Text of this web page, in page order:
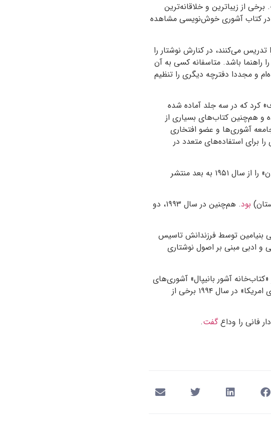
از زیباترین و خلاقانه‌ترین
در کتاب آشوری خوش‌نویسی مشاهده
تدریس می‌کنند، در کنارش نوشتار را
راهنما باشد. متاسفانه کسی به آن
و مجددا دفترچه دیگری را تنظیم
کرد که در سه جلد آماده شده
و هم‌چنین کتاب‌‌های بسیاری از
آشوری‌ها و عضو افتخاری
برای استفاده‌های متعدد در
را از سال ۱۹۵۱ به بعد منتشر
بود. هم‌چنین در سال ۱۹۹۳، دو
بنیامین توسط فرزندانش تاسیس
و ادبی مبنی بر اصول نوشتاری
آشور بانیپال» آشوری‌های
امریکا» در سال ۱۹۹۴ برخی از
فانی را وداعگفت.